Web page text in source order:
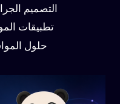
التصميم
تطبيقات
حلول